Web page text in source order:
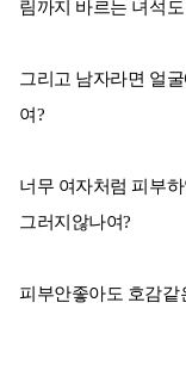
림까지 바르는 녀석
그리고 남자라면 얼
여?
너무 여자처럼 피부
그러지않나여?
피부안좋아도 호감같